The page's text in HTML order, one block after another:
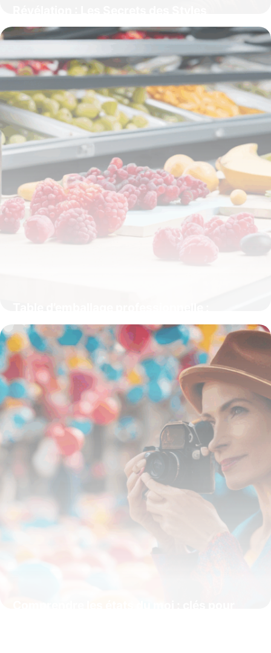
d’Écriture qui Captivent l’Imagination et
Transforment la Littérature
15 juin 2026
optimiser vos process logistiques et
alimentaires
15 juin 2026